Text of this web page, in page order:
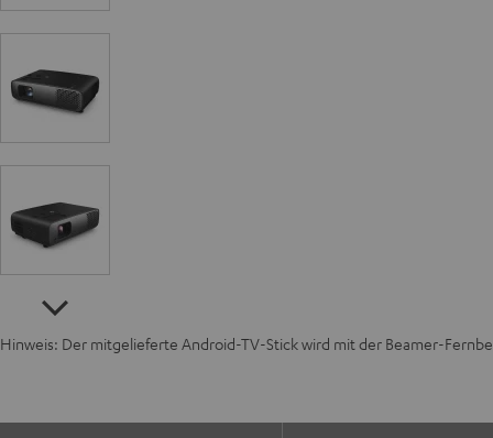
Hinweis: Der mitgelieferte Android-TV-Stick wird mit der Beamer-